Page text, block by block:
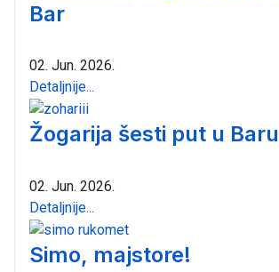
Bar
02. Jun. 2026.
Detaljnije...
Žogarija šesti put u Baru
02. Jun. 2026.
Detaljnije...
Simo, majstore!